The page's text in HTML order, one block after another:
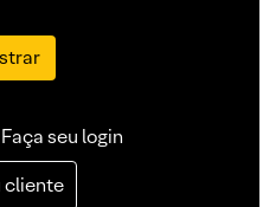
Faça seu login
cliente